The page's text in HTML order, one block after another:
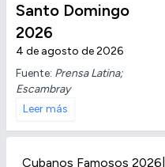
Santo Domingo
2026
4 de agosto de 2026
Fuente: Prensa Latina;
Escambray
Leer más
Cubanos Famosos 2026